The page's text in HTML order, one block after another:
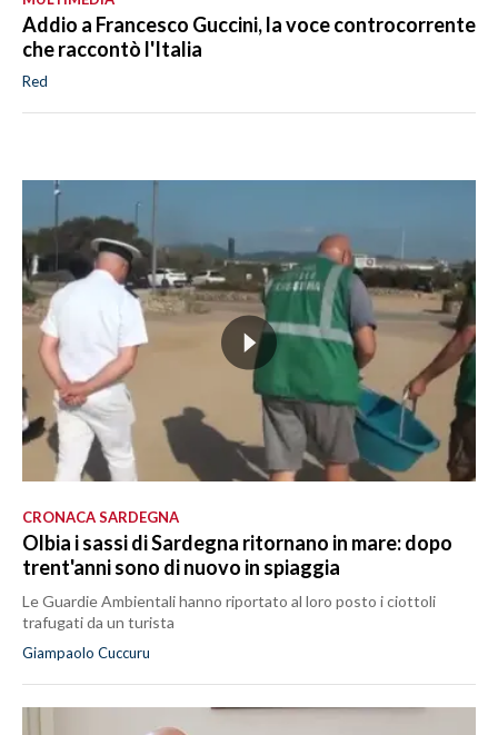
Addio a Francesco Guccini, la voce controcorrente
che raccontò l'Italia
Red
CRONACA SARDEGNA
Olbia i sassi di Sardegna ritornano in mare: dopo
trent'anni sono di nuovo in spiaggia
Le Guardie Ambientali hanno riportato al loro posto i ciottoli
trafugati da un turista
Giampaolo Cuccuru